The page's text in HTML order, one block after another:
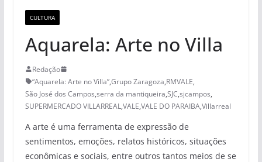
CULTURA
Aquarela: Arte no Villa
Redação
“Aquarela: Arte no Villa”,Grupo Zaragoza,RMVALE,
São José dos Campos,serra da mantiqueira,SJC,sjcampos,
SUPERMERCADO VILLARREAL,VALE,VALE DO PARAIBA,Villarreal
A arte é uma ferramenta de expressão de
sentimentos, emoções, relatos históricos, situações
econômicas e sociais, entre outros tantos meios de se